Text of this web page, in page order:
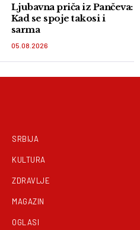
Ljubavna priča iz Pančeva:
Kad se spoje takosi i
sarma
05.08.2026
SRBIJA
KULTURA
ZDRAVLJE
MAGAZIN
OGLASI